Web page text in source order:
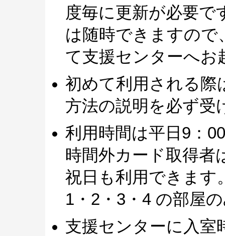
度毎に更新が必要で
は随時できますので
て支援センターへお
初めて利用される際
方法の説明を必ず受
利用時間は平日9：
時間外カード取得者
祝日も利用できます
1・2・3・4 の部屋
支援センターに入室